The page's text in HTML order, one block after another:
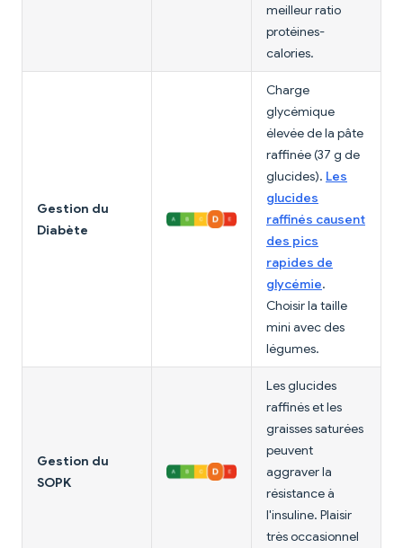
meilleur ratio
protéines-
calories.
Gestion du
Diabète
Charge
glycémique
élevée de la pâte
raffinée (37 g de
glucides). Les
glucides
raffinés causent
des pics
rapides de
glycémie.
Choisir la taille
mini avec des
légumes.
Gestion du
SOPK
Les glucides
raffinés et les
graisses saturées
peuvent
aggraver la
résistance à
l'insuline. Plaisir
très occasionnel